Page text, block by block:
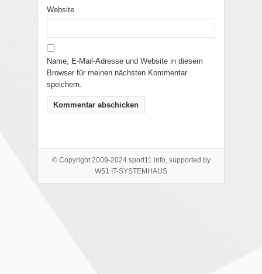
Website
Name, E-Mail-Adresse und Website in diesem
Browser für meinen nächsten Kommentar
speichern.
© Copyright 2009-2024 sport11.info, supported by
W51 IT-SYSTEMHAUS